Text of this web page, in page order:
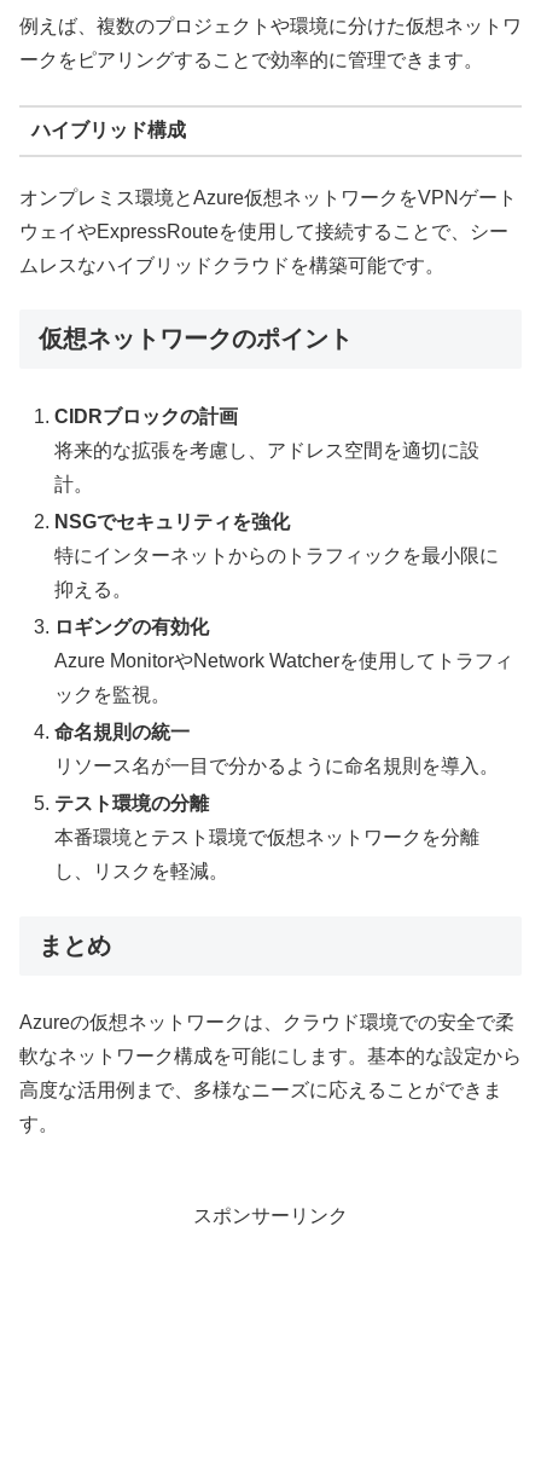
例えば、複数のプロジェクトや環境に分けた仮想ネットワ
ークをピアリングすることで効率的に管理できます。
ハイブリッド構成
オンプレミス環境とAzure仮想ネットワークをVPNゲート
ウェイやExpressRouteを使用して接続することで、シー
ムレスなハイブリッドクラウドを構築可能です。
仮想ネットワークのポイント
CIDRブロックの計画
将来的な拡張を考慮し、アドレス空間を適切に設
計。
NSGでセキュリティを強化
特にインターネットからのトラフィックを最小限に
抑える。
ロギングの有効化
Azure MonitorやNetwork Watcherを使用してトラフィ
ックを監視。
命名規則の統一
リソース名が一目で分かるように命名規則を導入。
テスト環境の分離
本番環境とテスト環境で仮想ネットワークを分離
し、リスクを軽減。
まとめ
Azureの仮想ネットワークは、クラウド環境での安全で柔
軟なネットワーク構成を可能にします。基本的な設定から
高度な活用例まで、多様なニーズに応えることができま
す。
スポンサーリンク